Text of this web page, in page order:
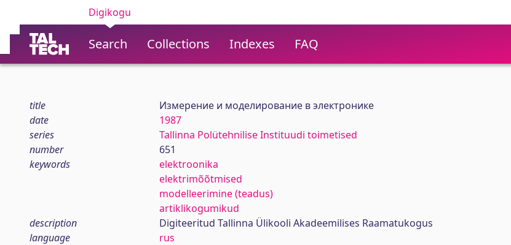
Digikogu
Search Collections Indexes FAQ
title
Измерение и моделирование в электронике
date
1987
series
Tallinna Polütehnilise Instituudi toimetised
number
651
keywords
elektroonika
elektrimõõtmised
modelleerimine (teadus)
artiklikogumikud
description
Digiteeritud Tallinna Ülikooli Akadeemilises Raamatukogus
language
rus